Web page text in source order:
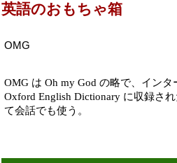
英語のおもちゃ箱
OMG
OMG は Oh my God の略で、イン
Oxford English Dictionary に収録さ
て会話でも使う。